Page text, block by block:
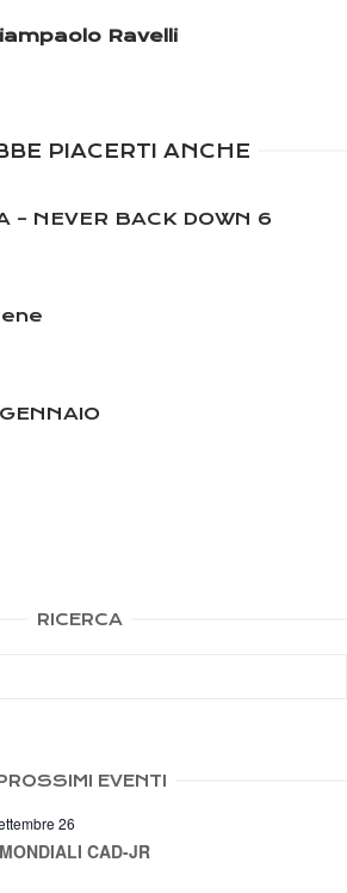
Ravelli
PIACERTI ANCHE
– NEVER BACK DOWN 6
RICERCA
EVENTI
26
CAD-JR